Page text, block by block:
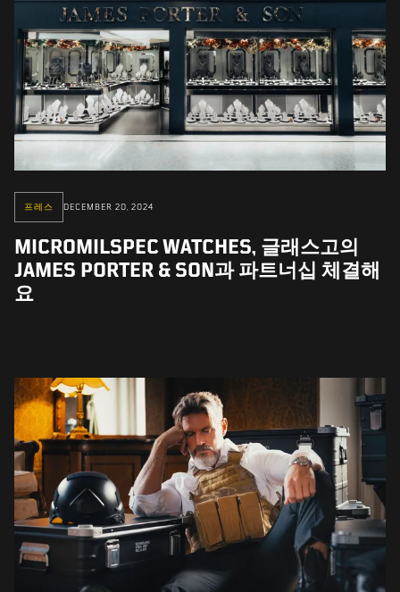
프레스 DECEMBER 20, 2024
MICROMILSPEC WATCHES, 글래스고의
JAMES PORTER & SON과 파트너십 체결해
요